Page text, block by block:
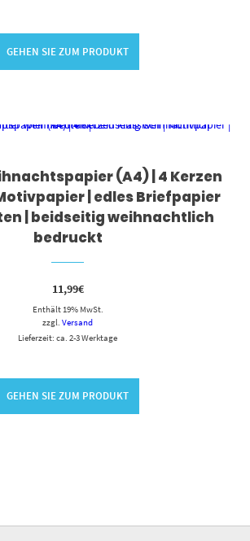
GEHEN SIE ZUM PRODUKT
(A4) | 4 Kerzen
| edles Briefpapier
| beidseitig weihnachtlich
bedruckt
11,99€
Enthält 19% MwSt.
zzgl. Versand
Lieferzeit: ca. 2-3 Werktage
GEHEN SIE ZUM PRODUKT